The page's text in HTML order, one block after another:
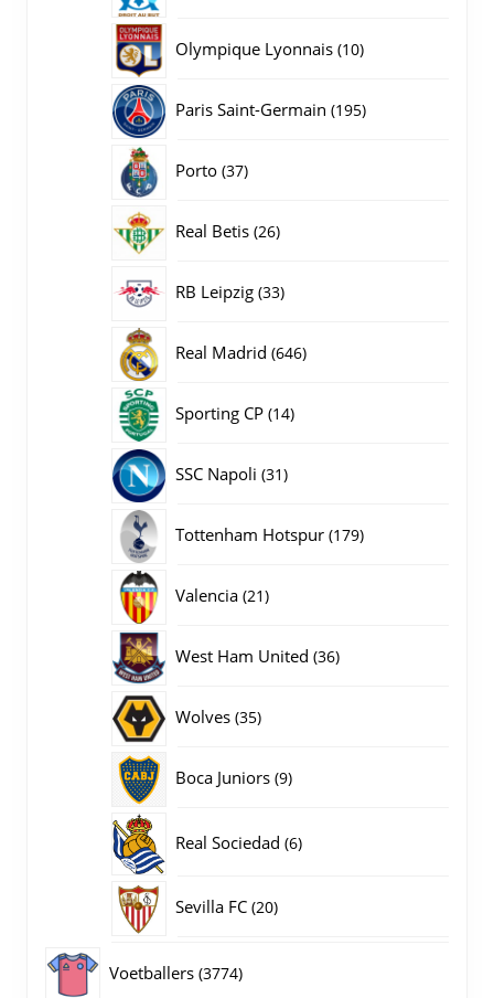
Olympique Lyonnais 1010
Paris Saint-Germain 195195
Porto 3737
Real Betis 2626
RB Leipzig 3333
Real Madrid 646646
Sporting CP 1414
SSC Napoli 3131
Tottenham Hotspur 179179
Valencia 2121
West Ham United 3636
Wolves 3535
Boca Juniors 99
Real Sociedad 66
Sevilla FC 2020
Voetballers 37743774